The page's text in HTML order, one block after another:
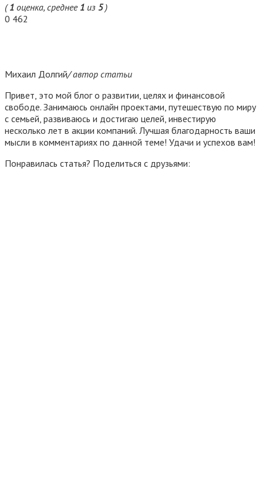
(1 оценка, среднее 1 из 5)
0 462
Михаил Долгий/ автор статьи
Привет, это мой блог о развитии, целях и финансовой
свободе. Занимаюсь онлайн проектами, путешествую по миру
с семьей, развиваюсь и достигаю целей, инвестирую
несколько лет в акции компаний. Лучшая благодарность ваши
мысли в комментариях по данной теме! Удачи и успехов вам!
Понравилась статья? Поделиться с друзьями: